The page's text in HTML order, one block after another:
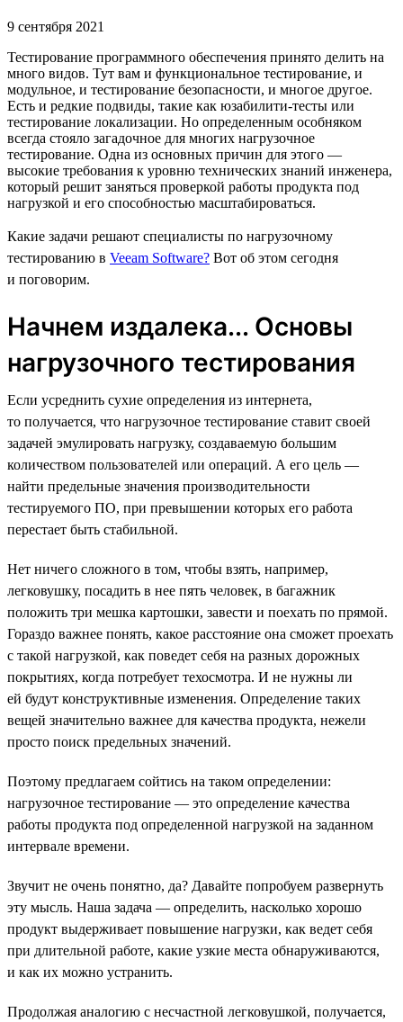
9 сентября 2021
Тестирование программного обеспечения принято делить на
много видов. Тут вам и функциональное тестирование, и
модульное, и тестирование безопасности, и многое другое.
Есть и редкие подвиды, такие как юзабилити-тесты или
тестирование локализации. Но определенным особняком
всегда стояло загадочное для многих нагрузочное
тестирование. Одна из основных причин для этого —
высокие требования к уровню технических знаний инженера,
который решит заняться проверкой работы продукта под
нагрузкой и его способностью масштабироваться.
Какие задачи решают специалисты по нагрузочному
тестированию в Veeam Software? Вот об этом сегодня
и поговорим.
Начнем издалека... Основы
нагрузочного тестирования
Если усреднить сухие определения из интернета,
то получается, что нагрузочное тестирование ставит своей
задачей эмулировать нагрузку, создаваемую большим
количеством пользователей или операций. А его цель —
найти предельные значения производительности
тестируемого ПО, при превышении которых его работа
перестает быть стабильной.
Нет ничего сложного в том, чтобы взять, например,
легковушку, посадить в нее пять человек, в багажник
положить три мешка картошки, завести и поехать по прямой.
Гораздо важнее понять, какое расстояние она сможет проехать
с такой нагрузкой, как поведет себя на разных дорожных
покрытиях, когда потребует техосмотра. И не нужны ли
ей будут конструктивные изменения. Определение таких
вещей значительно важнее для качества продукта, нежели
просто поиск предельных значений.
Поэтому предлагаем сойтись на таком определении:
нагрузочное тестирование — это определение качества
работы продукта под определенной нагрузкой на заданном
интервале времени.
Звучит не очень понятно, да? Давайте попробуем развернуть
эту мысль. Наша задача — определить, насколько хорошо
продукт выдерживает повышение нагрузки, как ведет себя
при длительной работе, какие узкие места обнаруживаются,
и как их можно устранить.
Продолжая аналогию с несчастной легковушкой, получается,